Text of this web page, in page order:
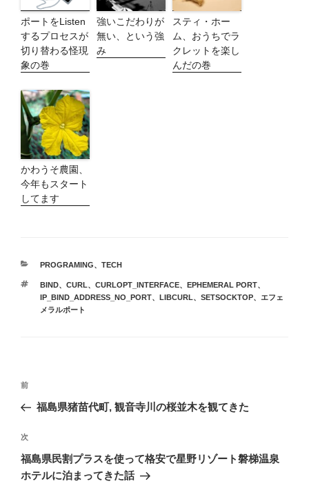
ポートをListen
するプロセスが
切り替わる怪現
象の巻
強いこだわりが
無い、という強
み
スティ・ホー
ム、おうちでラ
クレットを楽し
んだの巻
かわうそ農園、
今年もスタート
してます
カ
ゴ
リ
ー
PROGRAMING、 TECH
タ
グ
BIND、 CURL、 CURLOPT_INTERFACE、 EPHEMERAL PORT、
IP_BIND_ADDRESS_NO_PORT、 LIBCURL、 SETSOCKTOP、
エフェ
メラルポート
投
ナ
ビ
ゲ
ー
前
の
稿
前
福島県猪苗代町, 観音寺川の桜並木を観てきた
次
の
投
次
福島県民割プラスを使って格安で星野リゾート磐梯温泉
ホテルに泊まってきた話